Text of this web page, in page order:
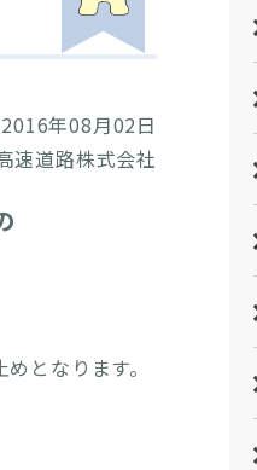
2016年08月02日
速道路株式会社
となります。